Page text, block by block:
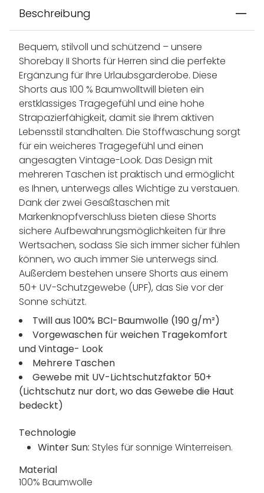
Beschreibung
Bequem, stilvoll und schützend – unsere
Shorebay II Shorts für Herren sind die perfekte
Ergänzung für Ihre Urlaubsgarderobe. Diese
Shorts aus 100 % Baumwolltwill bieten ein
erstklassiges Tragegefühl und eine hohe
Strapazierfähigkeit, damit sie Ihrem aktiven
Lebensstil standhalten. Die Stoffwaschung sorgt
für ein weicheres Tragegefühl und einen
angesagten Vintage-Look. Das Design mit
mehreren Taschen ist praktisch und ermöglicht
es Ihnen, unterwegs alles Wichtige zu verstauen.
Dank der zwei Gesäßtaschen mit
Markenknopfverschluss bieten diese Shorts
sichere Aufbewahrungsmöglichkeiten für Ihre
Wertsachen, sodass Sie sich immer sicher fühlen
können, wo auch immer Sie unterwegs sind.
Außerdem bestehen unsere Shorts aus einem
50+ UV-Schutzgewebe (UPF), das Sie vor der
Sonne schützt.
Twill aus 100% BCI-Baumwolle (190 g/m²)
Vorgewaschen für weichen Tragekomfort
und Vintage- Look
Mehrere Taschen
Gewebe mit UV-Lichtschutzfaktor 50+
(Lichtschutz nur dort, wo das Gewebe die Haut
bedeckt)
Technologie
Winter Sun: Styles für sonnige Winterreisen.
Material
100% Baumwolle